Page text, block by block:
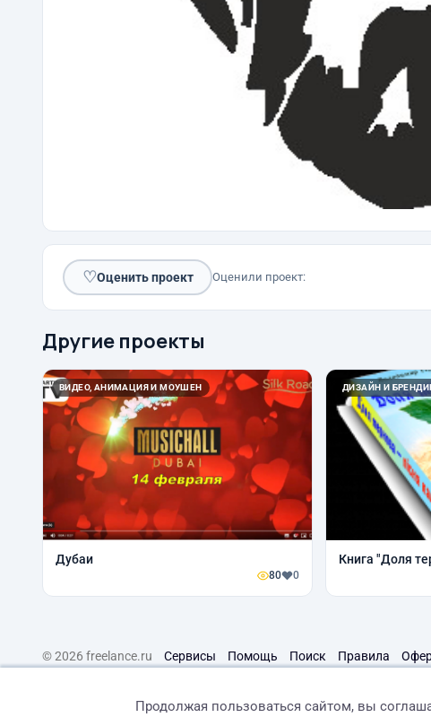
♡Оценить проект Оценили проект:
Другие проекты
ВИДЕО, АНИМАЦИЯ И МОУШЕН
Дубаи
80 0
ДИЗАЙН И
Книга "Доля
© 2026 freelance.ru Сервисы Помощь Поиск Правила
Продолжая пользоваться сайтом, вы